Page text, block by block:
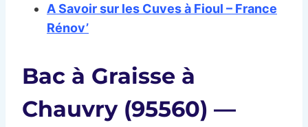
A Savoir sur les Cuves à Fioul – France
Rénov’
Bac à Graisse à
Chauvry (95560) —